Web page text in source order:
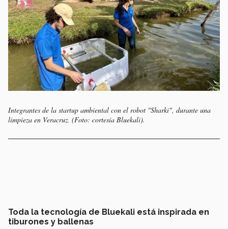
Integrantes de la startup ambiental con el robot "Sharki", durante una
limpieza en Veracruz. (Foto: cortesía Bluekali).
Toda la tecnología de Bluekali está inspirada en
tiburones y ballenas